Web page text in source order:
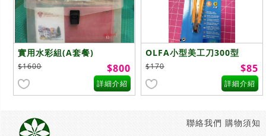
實用水彩組(A套餐)
$1600 $800
詳細介紹
OLFA小型美工刀300型
$170 $85
詳細介紹
購物須知
聯絡我們